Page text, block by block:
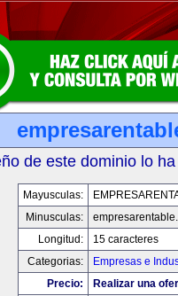
de este dominio lo
Mayusculas:
Minusculas:
Longitud:
15 caracteres
Categorias:
Empresas e
Precio:
Realizar una